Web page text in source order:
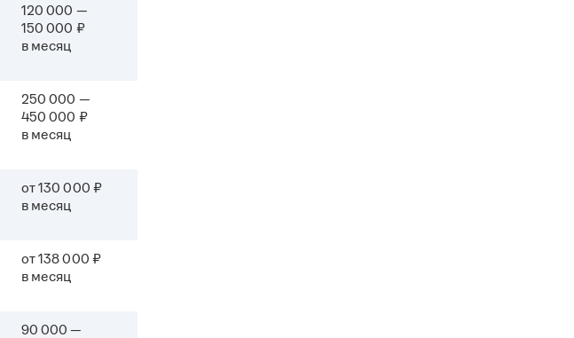
120 000 —
150 000 ₽
в месяц
250 000 —
450 000 ₽
в месяц
от 130 000 ₽
в месяц
от 138 000 ₽
в месяц
90 000 —